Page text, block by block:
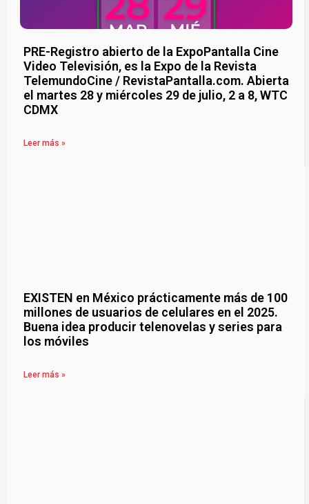
PRE-Registro abierto de la ExpoPantalla Cine
Video Televisión, es la Expo de la Revista
TelemundoCine / RevistaPantalla.com. Abierta
el martes 28 y miércoles 29 de julio, 2 a 8, WTC
CDMX
Leer más »
EXISTEN en México prácticamente más de 100
millones de usuarios de celulares en el 2025.
Buena idea producir telenovelas y series para
los móviles
Leer más »